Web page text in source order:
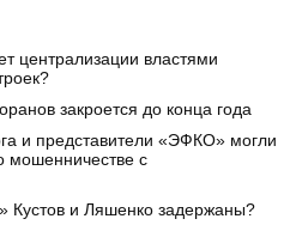
централизации властями
закроется до конца года
и представители «ЭФКО» могли
мошенничестве с
и Ляшенко задержаны?